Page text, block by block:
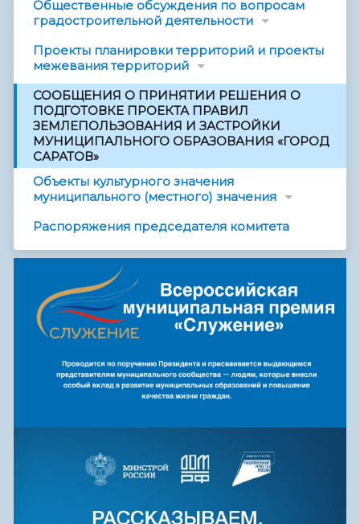
Общественные обсуждения по вопросам
градостроительной деятельности
Проекты планировки территорий и проекты
межевания территорий
СООБЩЕНИЯ О ПРИНЯТИИ РЕШЕНИЯ О
ПОДГОТОВКЕ ПРОЕКТА ПРАВИЛ
ЗЕМЛЕПОЛЬЗОВАНИЯ И ЗАСТРОЙКИ
МУНИЦИПАЛЬНОГО ОБРАЗОВАНИЯ «ГОРОД
САРАТОВ»
Объекты культурного значения
муниципального (местного) значения
Распоряжения председателя комитета